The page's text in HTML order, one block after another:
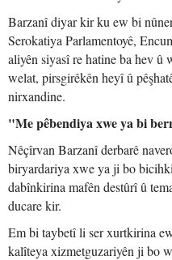
Barzanî diyar kir ku ew bi
Serokatiya Parlamentoyê,
aliyên siyasî re hatine ba hev û
welat, pirsgirêkên heyî û
nirxandine.
"Me pêbendiya xwe ya bi
Nêçîrvan Barzanî derbarê
biryardariya xwe ya ji bo
dabînkirina mafên destûrî û
ducare kir.
Em bi taybetî li ser xurtkirina
kalîteya xizmetguzariyên ji bo